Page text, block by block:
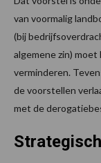
van voormalig
(bij
algemene zin)
verminderen.
de voorstellen
met de